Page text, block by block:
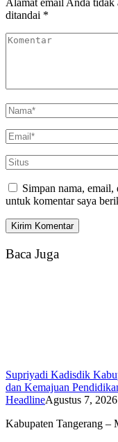
Alamat email Anda
ditandai *
Simpan nama, email,
untuk komentar saya
Baca Juga
Supriyadi Kadisdik
dan Kemajuan
HeadlineAgustus 7, 2026
Kabupaten Tangerang